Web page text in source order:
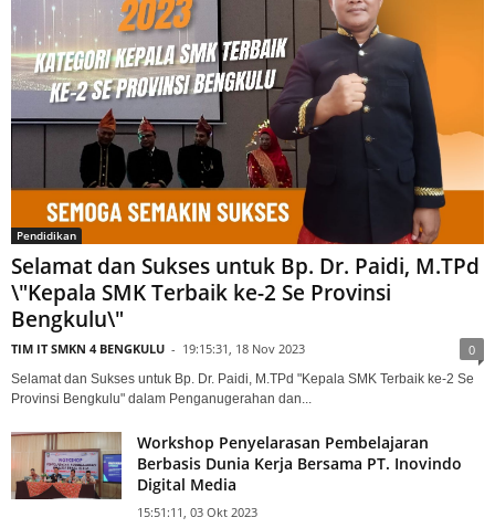
Pendidikan
Selamat dan Sukses untuk Bp. Dr. Paidi, M.TPd
\"Kepala SMK Terbaik ke-2 Se Provinsi
Bengkulu\"
TIM IT SMKN 4 BENGKULU - 19:15:31, 18 Nov 2023 0
Selamat dan Sukses untuk Bp. Dr. Paidi, M.TPd "Kepala SMK Terbaik ke-2 Se
Provinsi Bengkulu" dalam Penganugerahan dan...
Workshop Penyelarasan Pembelajaran
Berbasis Dunia Kerja Bersama PT. Inovindo
Digital Media
15:51:11, 03 Okt 2023